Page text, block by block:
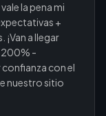
la pena mi
+
a llegar
200% -
con el
nuestro sitio